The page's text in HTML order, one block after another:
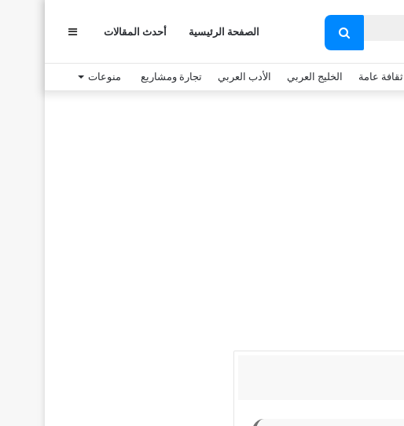
بحث
عن
الصفحة الرئيسية أحدث المقالات
ثقافة عامة الخليج العربي الأدب العربي تجارة ومشاريع منوعات